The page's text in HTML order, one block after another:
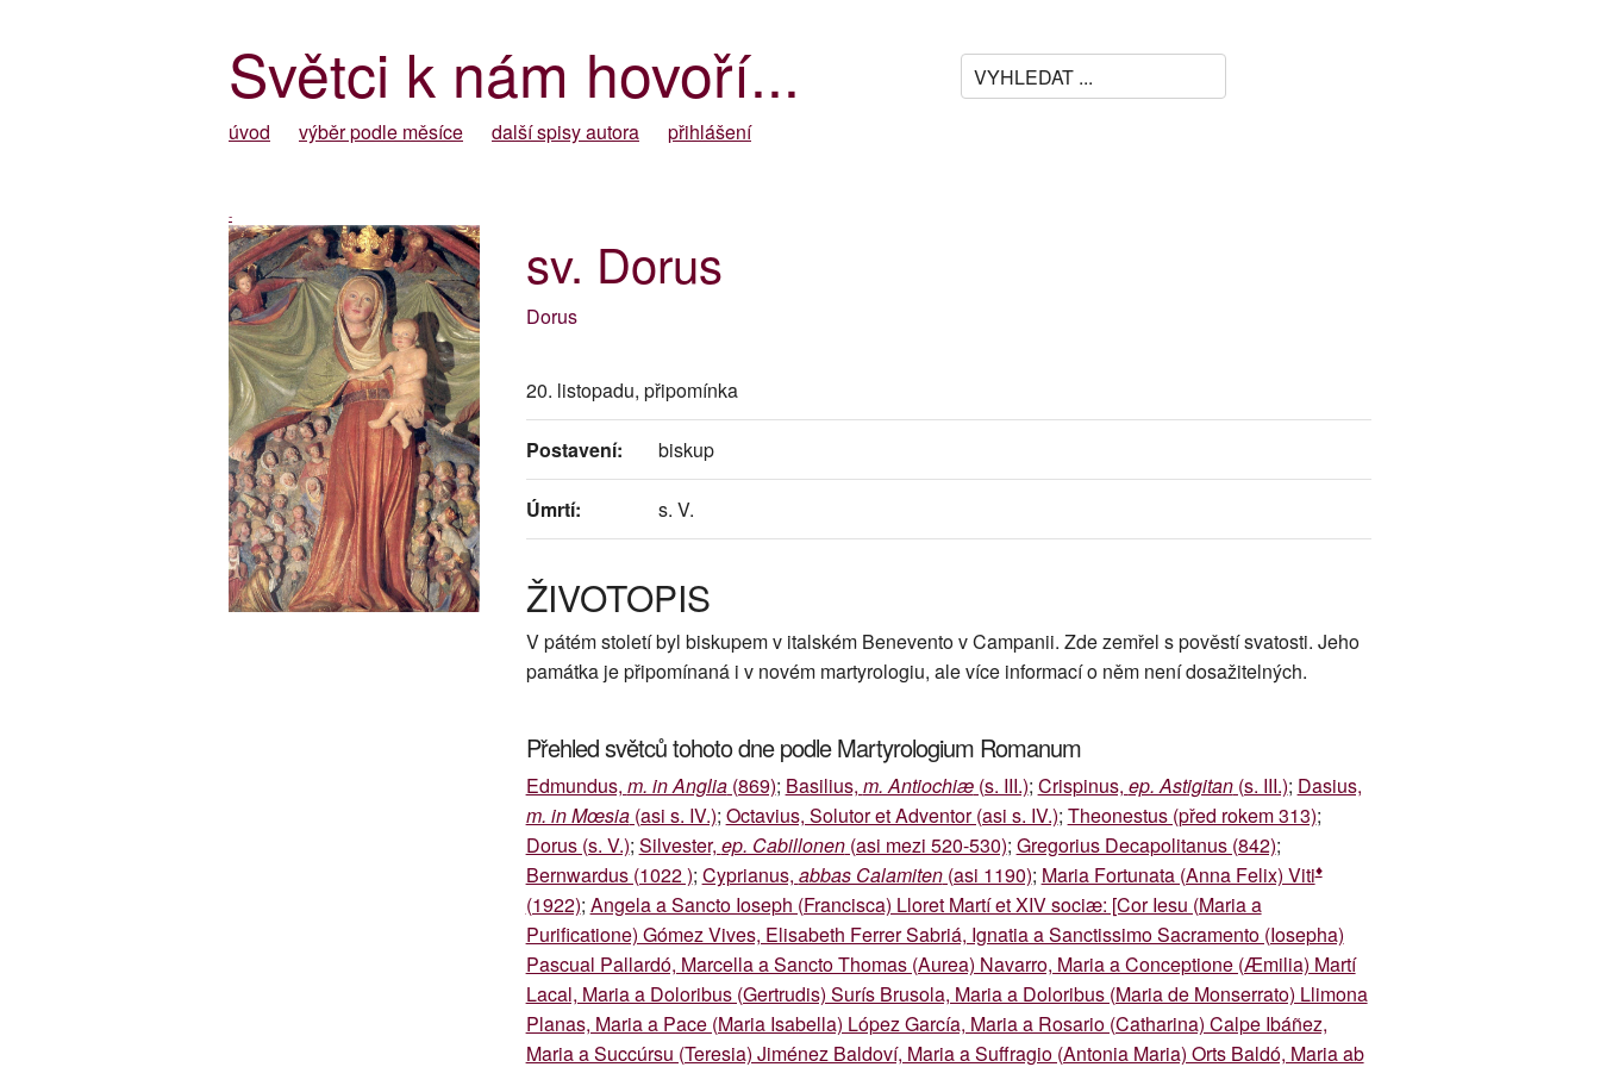
Světci k nám hovoří...
úvod výběr podle měsíce další spisy autora přihlášení
-
sv. Dorus
Dorus
20. listopadu, připomínka
Postavení: biskup
Úmrtí: s. V.
ŽIVOTOPIS
V pátém století byl biskupem v italském Benevento v Campanii. Zde zemřel s pověstí svatosti. Jeho
památka je připomínaná i v novém martyrologiu, ale více informací o něm není dosažitelných.
Přehled světců tohoto dne podle Martyrologium Romanum
Edmundus, m. in Anglia(869); Basilius, m. Antiochiæ(s. III.); Crispinus, ep. Astigitan(s. III.); Dasius,
m. in Mœsia(asi s. IV.); Octavius, Solutor et Adventor (asi s. IV.); Theonestus (před rokem 313);
Dorus (s. V.); Silvester, ep. Cabillonen(asi mezi 520-530); Gregorius Decapolitanus (842);
Bernwardus (1022 ); Cyprianus, abbas Calamiten(asi 1190); Maria Fortunata (Anna Felix) Viti♦
(1922); Angela a Sancto Ioseph (Francisca) Lloret Martí et XIV sociæ: [Cor Iesu (Maria a
Purificatione) Gómez Vives, Elisabeth Ferrer Sabriá, Ignatia a Sanctissimo Sacramento (Iosepha)
Pascual Pallardó, Marcella a Sancto Thomas (Aurea) Navarro, Maria a Conceptione (Æmilia) Martí
Lacal, Maria a Doloribus (Gertrudis) Surís Brusola, Maria a Doloribus (Maria de Monserrato) Llimona
Planas, Maria a Pace (Maria Isabella) López García, Maria a Rosario (Catharina) Calpe Ibáñez,
Maria a Succúrsu (Teresia) Jiménez Baldoví, Maria a Suffragio (Antonia Maria) Orts Baldó, Maria ab